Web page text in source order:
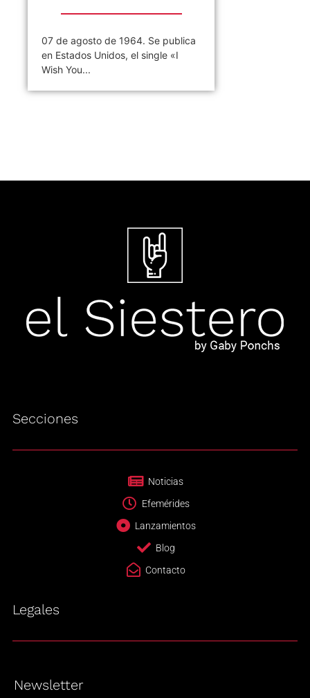
07 de agosto de 1964. Se publica
en Estados Unidos, el single «I
Wish You...
Secciones
Noticias
Efemérides
Lanzamientos
Blog
Contacto
Legales
Newsletter